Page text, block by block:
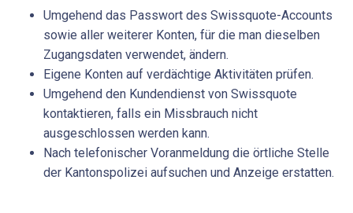
Umgehend das Passwort des Swissquote-Accounts
sowie aller weiterer Konten, für die man dieselben
Zugangsdaten verwendet, ändern.
Eigene Konten auf verdächtige Aktivitäten prüfen.
Umgehend den Kundendienst von Swissquote
kontaktieren, falls ein Missbrauch nicht
ausgeschlossen werden kann.
Nach telefonischer Voranmeldung die örtliche Stelle
der Kantonspolizei aufsuchen und Anzeige erstatten.